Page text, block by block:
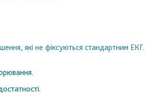
які не фіксуються стандартним ЕКГ.